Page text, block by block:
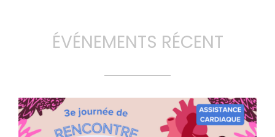
ÉVÉNEMENTS RÉCENT